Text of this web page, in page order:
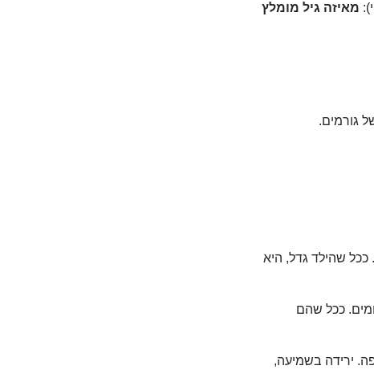
מאיזה גיל מומלץ
גורמים.
ככל שהילד גדל, היא
ככל שהם
ירידה בשמיעה,